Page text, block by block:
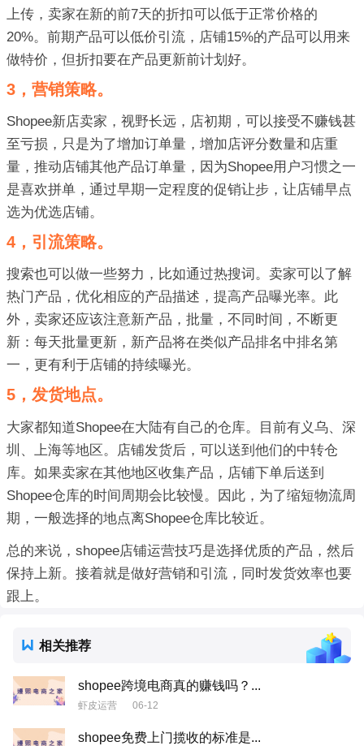
上传，卖家在新的前7天的折扣可以低于正常价格的
20%。前期产品可以低价引流，店铺15%的产品可以用来
做特价，但折扣要在产品更新前计划好。
3，营销策略。
Shopee新店卖家，视野长远，店初期，可以接受不赚钱甚
至亏损，只是为了增加订单量，增加店评分数量和店重
量，推动店铺其他产品订单量，因为Shopee用户习惯之一
是喜欢拼单，通过早期一定程度的促销让步，让店铺早点
选为优选店铺。
4，引流策略。
搜索也可以做一些努力，比如通过热搜词。卖家可以了解
热门产品，优化相应的产品描述，提高产品曝光率。此
外，卖家还应该注意新产品，批量，不同时间，不断更
新：每天批量更新，新产品将在类似产品排名中排名第
一，更有利于店铺的持续曝光。
5，发货地点。
大家都知道Shopee在大陆有自己的仓库。目前有义乌、深
圳、上海等地区。店铺发货后，可以送到他们的中转仓
库。如果卖家在其他地区收集产品，店铺下单后送到
Shopee仓库的时间周期会比较慢。因此，为了缩短物流周
期，一般选择的地点离Shopee仓库比较近。
总的来说，shopee店铺运营技巧是选择优质的产品，然后
保持上新。接着就是做好营销和引流，同时发货效率也要
跟上。
相关推荐
shopee跨境电商真的赚钱吗？...
虾皮运营 06-12
shopee免费上门揽收的标准是...